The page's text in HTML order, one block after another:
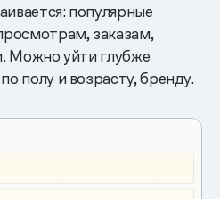
популярные
заказам,
Можно уйти глубже
полу и возрасту, бренду.